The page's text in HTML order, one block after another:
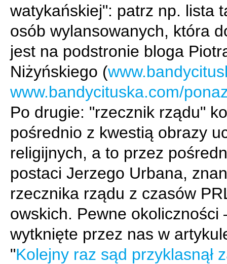
watykańskiej": patrz np. lista
osób wylansowanych, która
jest na podstronie bloga
Niżyńskiego (
www.bandycituska.com/
Po drugie: "rzecznik rządu"
pośrednio z kwestią obrazy
religijnych, a to przez
postaci Jerzego Urbana,
rzecznika rządu z czasów
owskich. Pewne okoliczności
wytknięte przez nas w
"Kolejny raz sąd przyklasnął